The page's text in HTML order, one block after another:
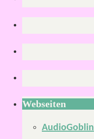
Webseiten
AudioGoblin